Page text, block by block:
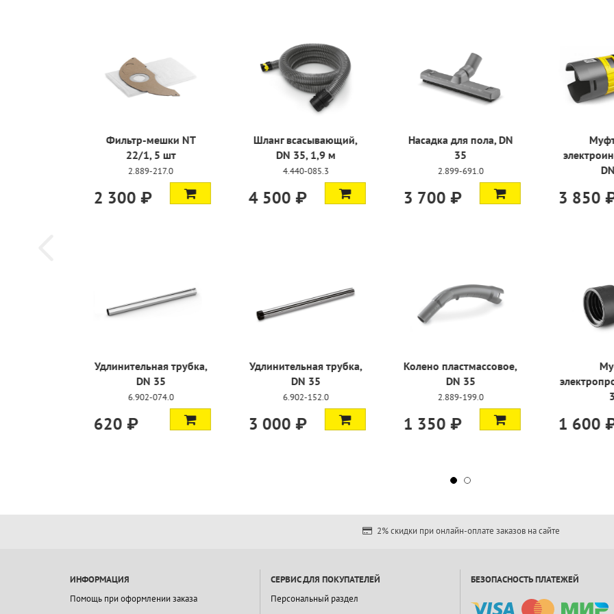
Патронный фильтр PES
2.889-219.0
3 150 ₽
Фильтр-мешки NT
22/1, 5 шт
2.889-217.0
2 300 ₽
Шланг всасывающий,
DN 35, 1,9 м
4.440-085.3
4 500 ₽
Насадка
3 700
Щелевая насадка, DN
35
2.889-159.0
1 400 ₽
Удлинительная трубка,
DN 35
6.902-074.0
620 ₽
Удлинительная трубка,
DN 35
6.902-152.0
3 000 ₽
Колено
1 350
2% скидки при онлайн-оплате заказов на сайте
ИНФОРМАЦИЯ
Помощь при оформлении заказа
СЕРВИС ДЛЯ ПОКУПАТЕЛЕЙ
Персональный раздел
БЕЗОПАСНОСТЬ ПЛАТЕЖЕЙ